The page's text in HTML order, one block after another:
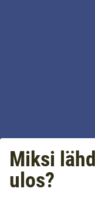
Miksi
ulos?